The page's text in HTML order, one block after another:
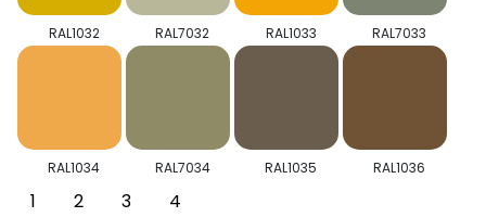
RAL1032 RAL7032 RAL1033 RAL7033
RAL1034 RAL7034 RAL1035 RAL1036
1 2 3 4